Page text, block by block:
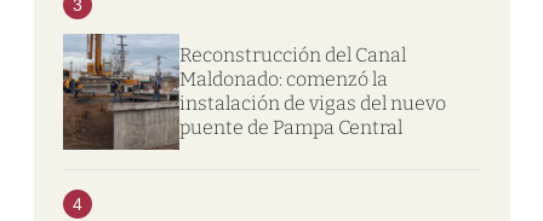
3
Reconstrucción del Canal
Maldonado: comenzó la
instalación de vigas del nuevo
puente de Pampa Central
4